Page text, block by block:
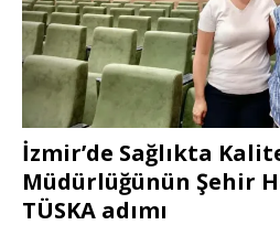
İzmir’de Sağlıkta
Müdürlüğünün Şehir
TÜSKA adımı